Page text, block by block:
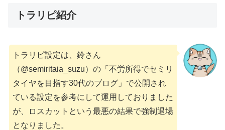
トラリピ紹介
トラリピ設定は、鈴さん
（@semiritaia_suzu）の「不労所得でセミリ
タイヤを目指す30代のブログ」で公開され
ている設定を参考にして運用しておりました
が、ロスカットという最悪の結果で強制退場
となりました。